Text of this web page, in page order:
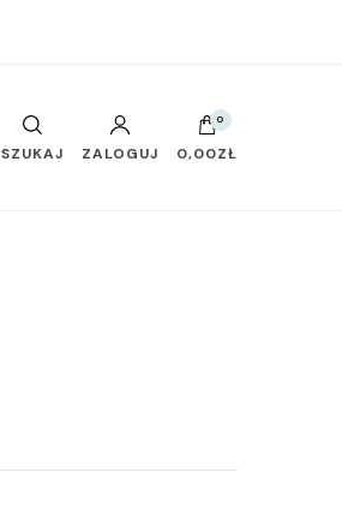
SZUKAJ ZALOGUJ
0
0,00ZŁ